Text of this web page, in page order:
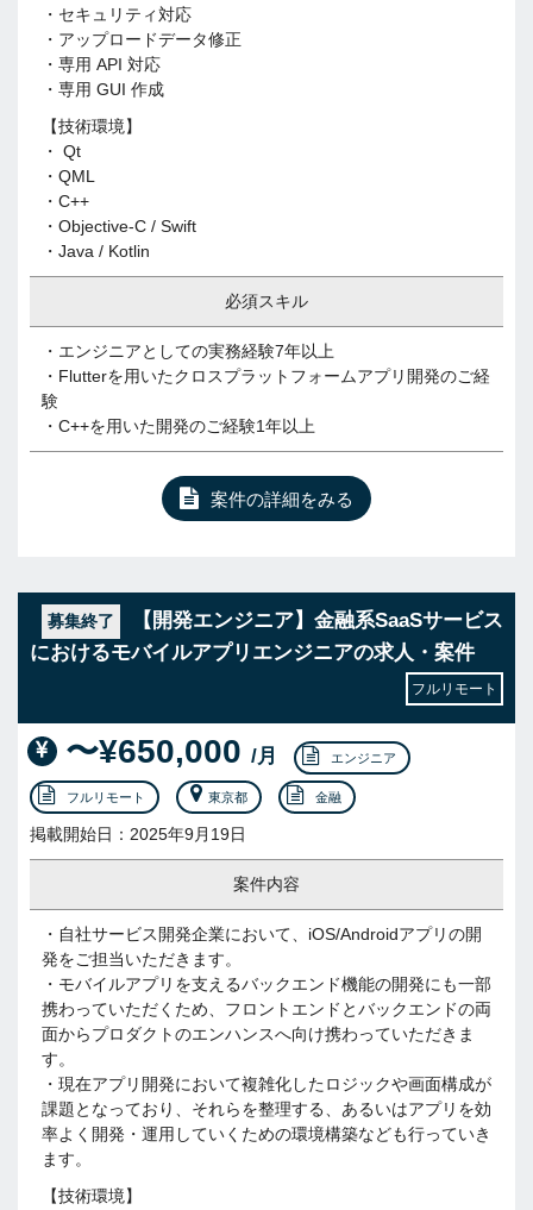
・セキュリティ対応
・アップロードデータ修正
・専用 API 対応
・専用 GUI 作成
【技術環境】
・ Qt
・QML
・C++
・Objective-C / Swift
・Java / Kotlin
必須スキル
・エンジニアとしての実務経験7年以上
・Flutterを用いたクロスプラットフォームアプリ開発のご経
験
・C++を用いた開発のご経験1年以上
案件の詳細をみる
募集終了
【開発エンジニア】金融系SaaSサービス
におけるモバイルアプリエンジニアの求人・案件
フルリモート
〜¥650,000 /月 エンジニア
フルリモート 東京都 金融
掲載開始日：2025年9月19日
案件内容
・自社サービス開発企業において、iOS/Androidアプリの開
発をご担当いただきます。
・モバイルアプリを支えるバックエンド機能の開発にも一部
携わっていただくため、フロントエンドとバックエンドの両
面からプロダクトのエンハンスへ向け携わっていただきま
す。
・現在アプリ開発において複雑化したロジックや画面構成が
課題となっており、それらを整理する、あるいはアプリを効
率よく開発・運用していくための環境構築なども行っていき
ます。
【技術環境】